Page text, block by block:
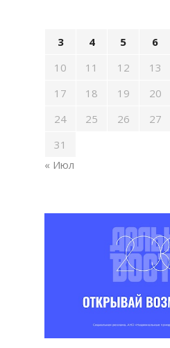
3
4 5 6
10
11 12 13
17
18 19 20
24
25 26 27
31
« Июл